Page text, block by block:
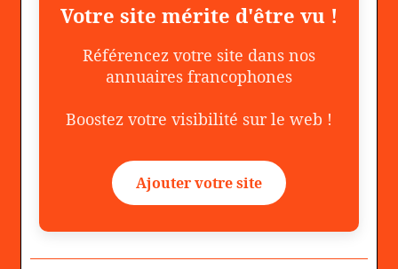
Votre site mérite d'être vu !
Référencez votre site dans nos
annuaires francophones
Boostez votre visibilité sur le web !
Ajouter votre site